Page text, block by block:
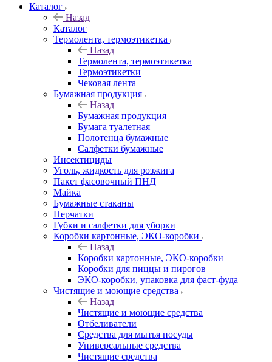
Каталог
Назад
Каталог
Термолента, термоэтикетка
Назад
Термолента, термоэтикетка
Термоэтикетки
Чековая лента
Бумажная продукция
Назад
Бумажная продукция
Бумага туалетная
Полотенца бумажные
Салфетки бумажные
Инсектициды
Уголь, жидкость для розжига
Пакет фасовочный ПНД
Майка
Бумажные стаканы
Перчатки
Губки и салфетки для уборки
Коробки картонные, ЭКО-коробки
Назад
Коробки картонные, ЭКО-коробки
Коробки для пиццы и пирогов
ЭКО-коробки, упаковка для фаст-фуда
Чистящие и моющие средства
Назад
Чистящие и моющие средства
Отбеливатели
Средства для мытья посуды
Универсальные средства
Чистящие средства